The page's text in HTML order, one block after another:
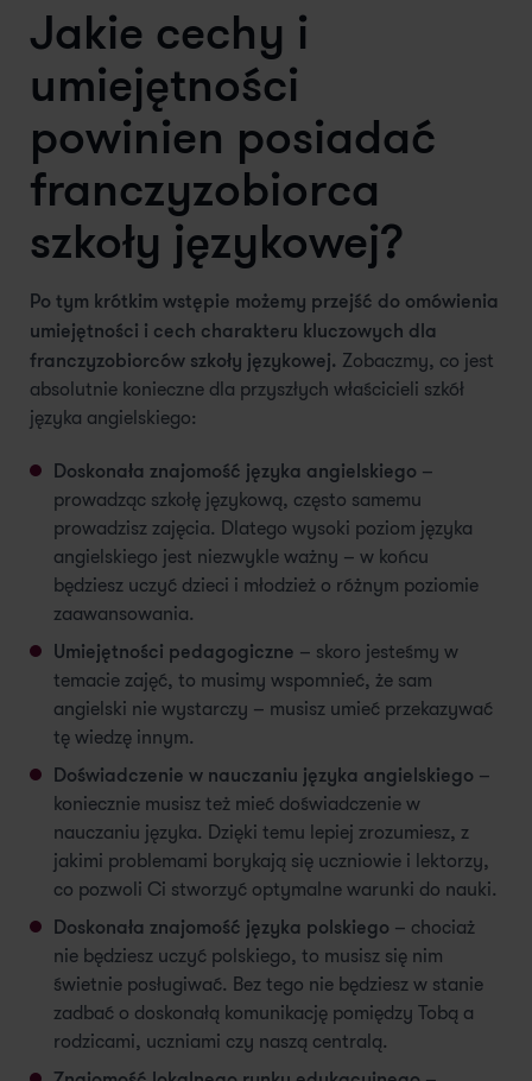
Jakie cechy i
umiejętności
powinien posiadać
franczyzobiorca
szkoły językowej?
Po tym krótkim wstępie możemy przejść do omówienia
umiejętności i cech charakteru kluczowych dla
franczyzobiorców szkoły językowej. Zobaczmy, co jest
absolutnie konieczne dla przyszłych właścicieli szkół
języka angielskiego:
Doskonała znajomość języka angielskiego –
prowadząc szkołę językową, często samemu
prowadzisz zajęcia. Dlatego wysoki poziom języka
angielskiego jest niezwykle ważny – w końcu
będziesz uczyć dzieci i młodzież o różnym poziomie
zaawansowania.
Umiejętności pedagogiczne – skoro jesteśmy w
temacie zajęć, to musimy wspomnieć, że sam
angielski nie wystarczy – musisz umieć przekazywać
tę wiedzę innym.
Doświadczenie w nauczaniu języka angielskiego –
koniecznie musisz też mieć doświadczenie w
nauczaniu języka. Dzięki temu lepiej zrozumiesz, z
jakimi problemami borykają się uczniowie i lektorzy,
co pozwoli Ci stworzyć optymalne warunki do nauki.
Doskonała znajomość języka polskiego – chociaż
nie będziesz uczyć polskiego, to musisz się nim
świetnie posługiwać. Bez tego nie będziesz w stanie
zadbać o doskonałą komunikację pomiędzy Tobą a
rodzicami, uczniami czy naszą centralą.